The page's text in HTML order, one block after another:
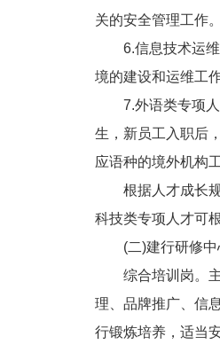
关的安全管理工作。
6.信息技术运维
境的建设和运维工作
7.外语类专项人
生，新员工入职后
应语种的境外机构
根据人才成长规
科技类专项人才可
(二)建行研修中
综合培训岗。主
理、品牌推广、信
行锻炼培养，适当